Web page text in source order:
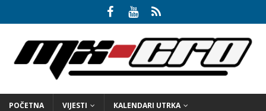
POČETNA VIJESTI KALENDARI UTRKA